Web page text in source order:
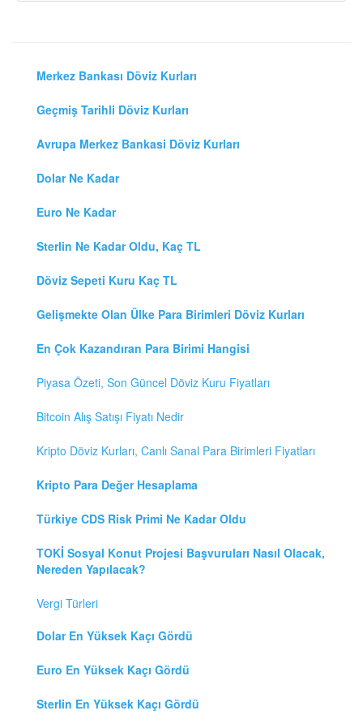
Merkez Bankası Döviz Kurları
Geçmiş Tarihli Döviz Kurları
Avrupa Merkez Bankasi Döviz Kurları
Dolar Ne Kadar
Euro Ne Kadar
Sterlin Ne Kadar Oldu, Kaç TL
Döviz Sepeti Kuru Kaç TL
Gelişmekte Olan Ülke Para Birimleri Döviz Kurları
En Çok Kazandıran Para Birimi Hangisi
Piyasa Özeti, Son Güncel Döviz Kuru Fiyatları
Bitcoin Alış Satışı Fiyatı Nedir
Kripto Döviz Kurları, Canlı Sanal Para Birimleri Fiyatları
Kripto Para Değer Hesaplama
Türkiye CDS Risk Primi Ne Kadar Oldu
TOKİ Sosyal Konut Projesi Başvuruları Nasıl Olacak,
Nereden Yapılacak?
Vergi Türleri
Dolar En Yüksek Kaçı Gördü
Euro En Yüksek Kaçı Gördü
Sterlin En Yüksek Kaçı Gördü